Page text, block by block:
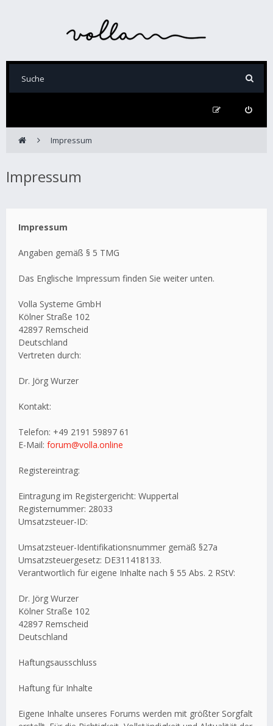
Impressum
Impressum
Impressum
Angaben gemäß § 5 TMG
Das Englische Impressum finden Sie weiter unten.
Volla Systeme GmbH
Kölner Straße 102
42897 Remscheid
Deutschland
Vertreten durch:
Dr. Jörg Wurzer
Kontakt:
Telefon: +49 2191 59897 61
E-Mail: forum@volla.online
Registereintrag:
Eintragung im Registergericht: Wuppertal
Registernummer: 28033
Umsatzsteuer-ID:
Umsatzsteuer-Identifikationsnummer gemäß §27a
Umsatzsteuergesetz: DE311418133.
Verantwortlich für eigene Inhalte nach § 55 Abs. 2 RStV:
Dr. Jörg Wurzer
Kölner Straße 102
42897 Remscheid
Deutschland
Haftungsausschluss
Haftung für Inhalte
Eigene Inhalte unseres Forums werden mit größter Sorgfalt